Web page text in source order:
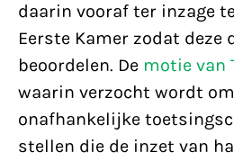
daarin vooraf ter inzage
Eerste Kamer zodat deze
beoordelen. De motie van
waarin verzocht wordt
onafhankelijke
stellen die de inzet van